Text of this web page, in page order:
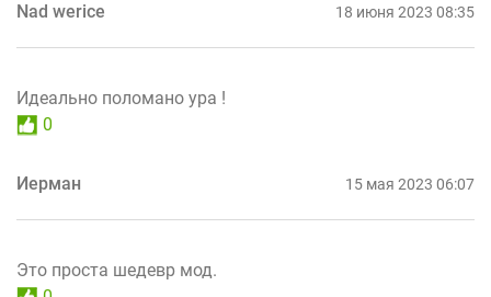
Nad werice 18 июня 2023 08:35
Идеально поломано ура !
0
Иерман 15 мая 2023 06:07
Это проста шедевр мод.